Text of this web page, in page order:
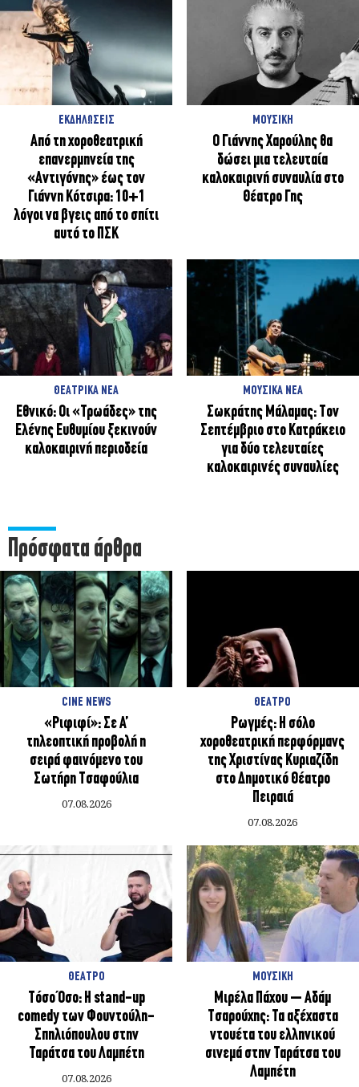
ΕΚΔΗΛΩΣΕΙΣ
Από τη χοροθεατρική
επανερμηνεία της
«Αντιγόνης» έως τον
Γιάννη Κότσιρα: 10+1
λόγοι να βγεις από το σπίτι
αυτό το ΠΣΚ
ΜΟΥΣΙΚΗ
Ο Γιάννης Χαρούλης θα
δώσει μια τελευταία
καλοκαιρινή συναυλία στο
Θέατρο Γης
ΘΕΑΤΡΙΚΑ ΝΕΑ
Εθνικό: Οι «Τρωάδες» της
Ελένης Ευθυμίου ξεκινούν
καλοκαιρινή περιοδεία
ΜΟΥΣΙΚΑ ΝΕΑ
Σωκράτης Μάλαμας: Τον
Σεπτέμβριο στο Κατράκειο
για δύο τελευταίες
καλοκαιρινές συναυλίες
Πρόσφατα άρθρα
CINE NEWS
«Ριφιφί»: Σε Α’
τηλεοπτική προβολή η
σειρά φαινόμενο του
Σωτήρη Τσαφούλια
07.08.2026
ΘΕΑΤΡΟ
Ρωγμές: Η σόλο
χοροθεατρική περφόρμανς
της Χριστίνας Κυριαζίδη
στο Δημοτικό Θέατρο
Πειραιά
07.08.2026
ΘΕΑΤΡΟ
Τόσο Όσο: Η stand-up
comedy των Φουντούλη-
Σπηλιόπουλου στην
Ταράτσα του Λαμπέτη
07.08.2026
ΜΟΥΣΙΚΗ
Μιρέλα Πάχου – Αδάμ
Τσαρούχης: Τα αξέχαστα
ντουέτα του ελληνικού
σινεμά στην Ταράτσα του
Λαμπέτη